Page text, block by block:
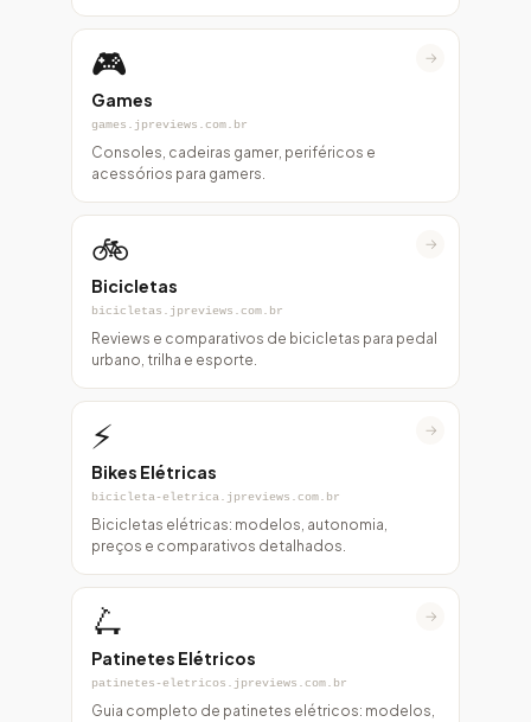
→
🎮
Games
games.jpreviews.com.br
Consoles, cadeiras gamer, periféricos e
acessórios para gamers.
→
🚲
Bicicletas
bicicletas.jpreviews.com.br
Reviews e comparativos de bicicletas para pedal
urbano, trilha e esporte.
→
⚡
Bikes Elétricas
bicicleta-eletrica.jpreviews.com.br
Bicicletas elétricas: modelos, autonomia,
preços e comparativos detalhados.
→
🛴
Patinetes Elétricos
patinetes-eletricos.jpreviews.com.br
Guia completo de patinetes elétricos: modelos,